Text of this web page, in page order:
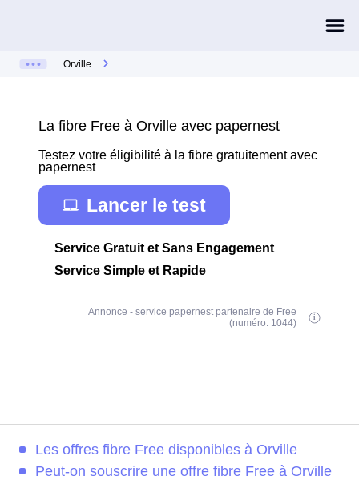
Orville
La fibre Free à Orville avec papernest
Testez votre éligibilité à la fibre gratuitement avec
papernest
Lancer le test
Service Gratuit et Sans Engagement
Service Simple et Rapide
Annonce - service papernest partenaire de Free
(numéro: 1044)
Les offres fibre Free disponibles à Orville
Peut-on souscrire une offre fibre Free à Orville